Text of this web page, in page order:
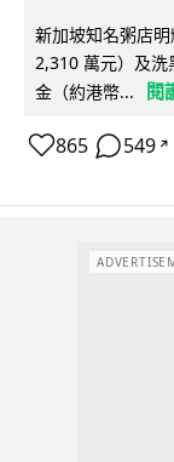
新加坡知名粥店
2,310 萬元）及
金（約港幣...
閱
865 549 ↗